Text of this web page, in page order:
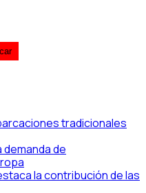
tradicionales
demanda de
la contribución de las